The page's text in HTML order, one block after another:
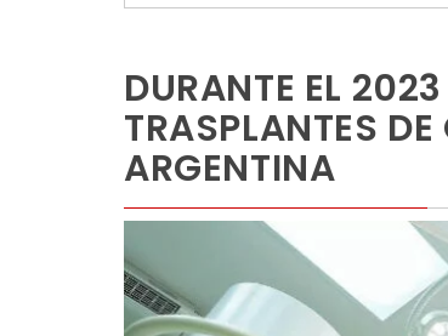
DURANTE EL
TRASPLANTES
ARGENTINA